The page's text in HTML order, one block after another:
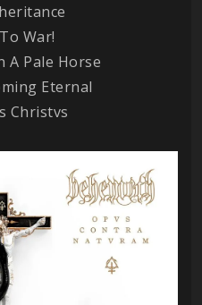
War!
A Pale Horse
Eternal
Christvs